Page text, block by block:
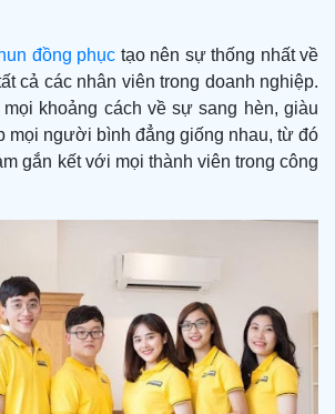
đồng phục tạo nên sự thống nhất về
cả các nhân viên trong doanh nghiệp.
khoảng cách về sự sang hèn, giàu
mọi người bình đẳng giống nhau, từ đó
gắn kết với mọi thành viên trong công